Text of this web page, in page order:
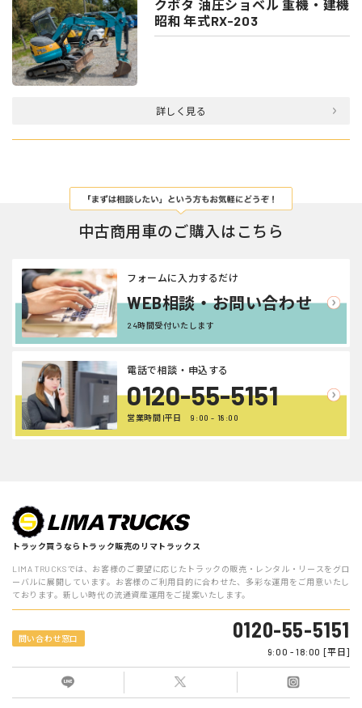
クボタ 油圧ショベル 重機・建機
昭和 年式RX-203
詳しく見る
中古商用車のご購入はこちら
WEB相談・お問い合わせ
フォームに入力するだけ
24時間受付いたします
0120-55-5151
電話で相談・申込する
営業時間 |平日 9:00 - 18:00
トラック買うならトラック販売のリマトラックス
LIMA TRUCKSでは、お客様のご要望に応じたトラックの販売・レンタル・リースをグロ
ーバルに展開しています。お客様のご利用目的に合わせた、多彩な運用をご用意いたし
ております。新しい時代の流通資産運用をご提案いたします。
問い合わせ窓口 0120-55-5151
9:00 - 18:00 [平日]